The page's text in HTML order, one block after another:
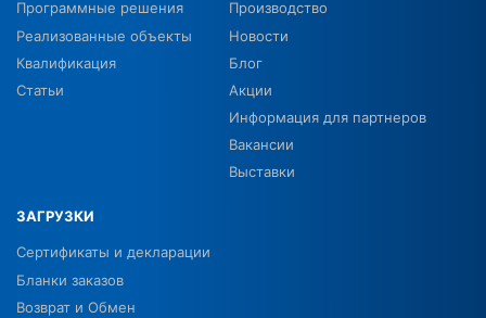
Программные решения
Реализованные объекты
Квалификация
Статьи
Производство
Новости
Блог
Акции
Информация для партнеров
Вакансии
Выставки
ЗАГРУЗКИ
Сертификаты и декларации
Бланки заказов
Возврат и Обмен